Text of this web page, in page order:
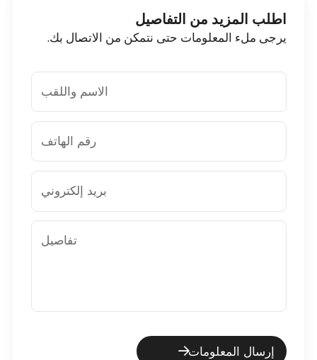
اطلب المزيد من التفاصيل
يرجى ملء المعلومات حتى نتمكن من الاتصال بك.
الاسم واللقب
رقم الهاتف
بريد إلكتروني
تفاصيل
إرسال المعلومات